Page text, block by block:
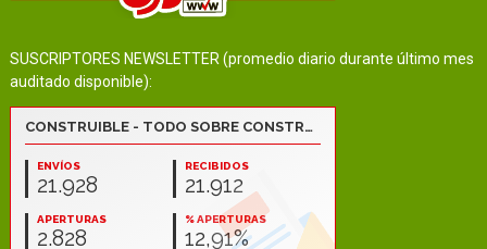
SUSCRIPTORES NEWSLETTER (promedio diario durante último mes
auditado disponible):